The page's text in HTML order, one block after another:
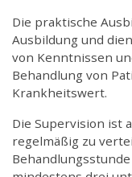
Die praktische
Ausbildung und
von Kenntnissen
Behandlung von
Krankheitswert.
Die Supervision ist
regelmäßig zu